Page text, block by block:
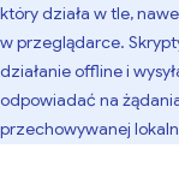
który działa w tle,
w przeglądarce.
działanie offline i
odpowiadać na
przechowywanej